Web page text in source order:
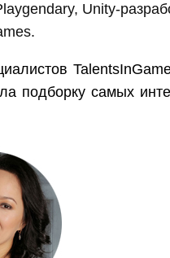
Unity-
подборку самых